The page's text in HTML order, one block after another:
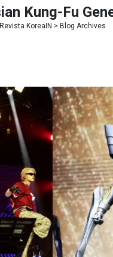
Kung-Fu
Revista KoreaIN > Blog Archives